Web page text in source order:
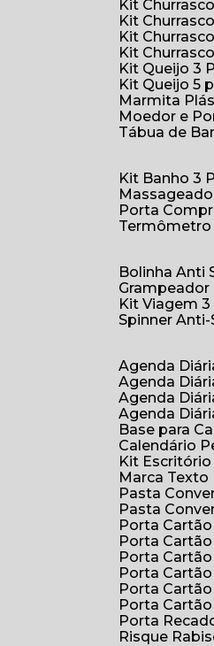
Kit
Kit
Kit
Kit
Kit Queijo 3
Kit Queijo 5
Marmita
Moedor e
Tábua de
Kit Banho 3
Porta
Bolinha Anti
Kit Viagem
Spinner
Agenda
Agenda
Agenda
Agenda
Base para
Calendário
Kit
Marca
Pasta
Pasta
Porta
Porta
Porta
Porta
Porta
Porta
Porta
Risque